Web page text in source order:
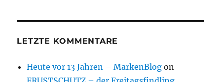
LETZTE KOMMENTARE
Heute vor 13 Jahren – MarkenBlog on